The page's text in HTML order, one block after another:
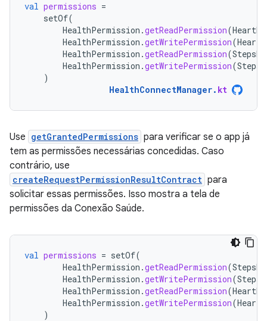
val permissions =
setOf(
HealthPermission .getReadPermission(
HealthPermission .getWritePermission(
HealthPermission .getReadPermission(
HealthPermission .getWritePermission(
)
HealthConnectManager. kt
Use getGrantedPermissions para verificar se o app já
tem as permissões necessárias concedidas. Caso
contrário, use
createRequestPermissionResultContract para
solicitar essas permissões. Isso mostra a tela de
permissões da Conexão Saúde.
val permissions = setOf(
HealthPermission .getReadPermission(
HealthPermission .getWritePermission(
HealthPermission .getReadPermission(
HealthPermission .getWritePermission(
)